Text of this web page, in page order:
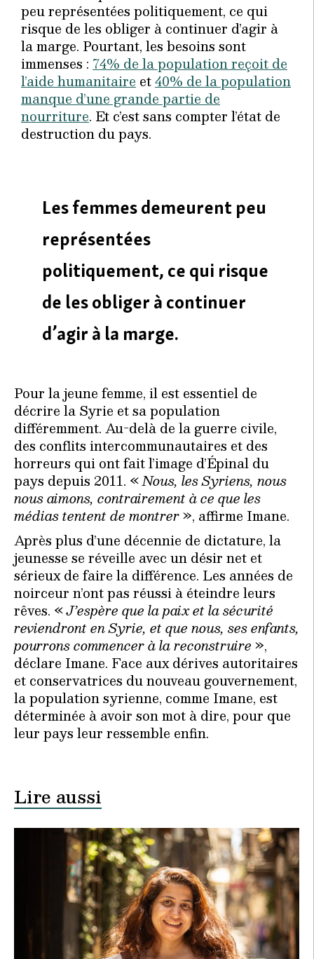
peu représentées politiquement, ce qui
risque de les obliger à continuer d’agir à
la marge. Pourtant, les besoins sont
immenses : 74% de la population reçoit de
l’aide humanitaire et40% de la population
manque d’une grande partie de
nourriture. Et c’est sans compter l’état de
destruction du pays.
Les femmes demeurent peu
représentées
politiquement, ce qui risque
de les obliger à continuer
d’agir à la marge.
Pour la jeune femme, il est essentiel de
décrire la Syrie et sa population
différemment. Au-delà de la guerre civile,
des conflits intercommunautaires et des
horreurs qui ont fait l’image d’Épinal du
pays depuis 2011. «Nous, les Syriens, nous
nous aimons, contrairement à ce que les
médias tentent de montrer», affirme Imane.
Après plus d’une décennie de dictature, la
jeunesse se réveille avec un désir net et
sérieux de faire la différence. Les années de
noirceur n’ont pas réussi à éteindre leurs
rêves. «J’espère que la paix et la sécurité
reviendront en Syrie, et que nous, ses enfants,
pourrons commencer à la reconstruire»,
déclare Imane. Face aux dérives autoritaires
et conservatrices du nouveau gouvernement,
la population syrienne, comme Imane, est
déterminée à avoir son mot à dire, pour que
leur pays leur ressemble enfin.
Lire aussi